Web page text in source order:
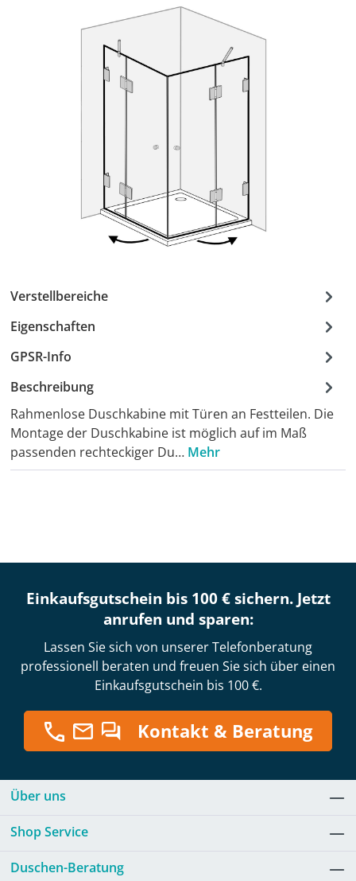
Verstellbereiche
Eigenschaften
GPSR-Info
Beschreibung
Rahmenlose Duschkabine mit Türen an Festteilen. Die
Montage der Duschkabine ist möglich auf im Maß
passenden rechteckiger Du… Mehr
Einkaufsgutschein bis 100 € sichern. Jetzt
anrufen und sparen:
Lassen Sie sich von unserer Telefonberatung
professionell beraten und freuen Sie sich über einen
Einkaufsgutschein bis 100 €.
Kontakt & Beratung
Über uns
Shop Service
Duschen-Beratung